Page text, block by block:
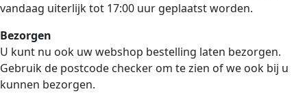
vandaag uiterlijk tot 17:00 uur geplaatst worden.
Bezorgen
U kunt nu ook uw webshop bestelling laten bezorgen.
Gebruik de postcode checker om te zien of we ook bij u
kunnen bezorgen.